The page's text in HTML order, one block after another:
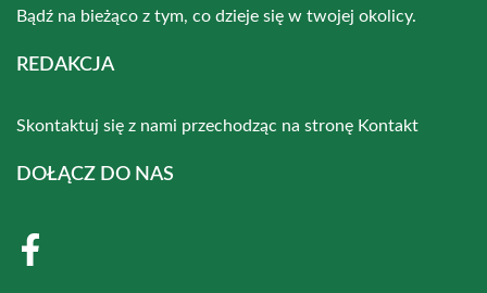
Bądź na bieżąco z tym, co dzieje się w twojej okolicy.
REDAKCJA
Skontaktuj się z nami przechodząc na stronę Kontakt
DOŁĄCZ DO NAS